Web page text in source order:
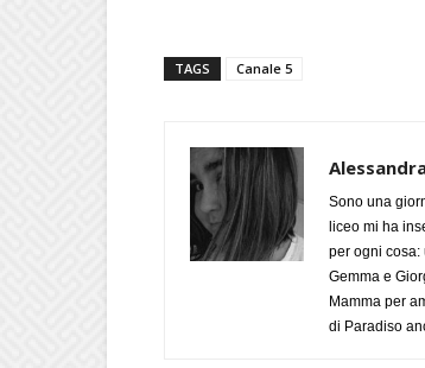
TAGS Canale 5
Sono una
liceo mi ha
per ogni cosa:
Gemma e
Mamma per
di Paradiso